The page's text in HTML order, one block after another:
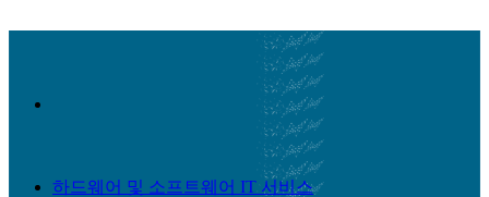
하드웨어 및 소프트웨어 IT 서비스